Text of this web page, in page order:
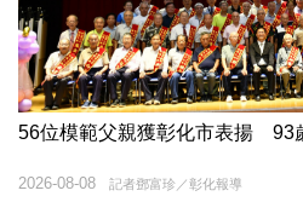
56位模範父親獲彰化市表揚 93
記者鄧富珍／彰化報導
2026-08-08